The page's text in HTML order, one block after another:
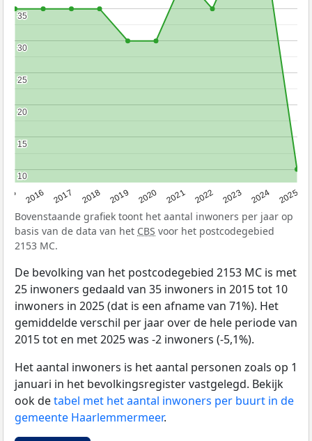
2016 2017 2018 2019 2020 2021 2022 2023 2024 2025
10
10
15
15
20
20
25
25
30
30
35
35
Bovenstaande grafiek toont het aantal inwoners per jaar op
basis van de data van het CBS voor het postcodegebied
2153 MC.
De bevolking van het postcodegebied 2153 MC is met
25 inwoners gedaald van 35 inwoners in 2015 tot 10
inwoners in 2025 (dat is een afname van 71%). Het
gemiddelde verschil per jaar over de hele periode van
2015 tot en met 2025 was -2 inwoners (-5,1%).
Het aantal inwoners is het aantal personen zoals op 1
januari in het bevolkingsregister vastgelegd. Bekijk
ook detabel met het aantal inwoners per buurt in de
gemeente Haarlemmermeer.